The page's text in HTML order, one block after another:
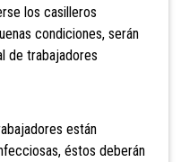
los casilleros
condiciones, serán
de trabajadores
están
éstos deberán